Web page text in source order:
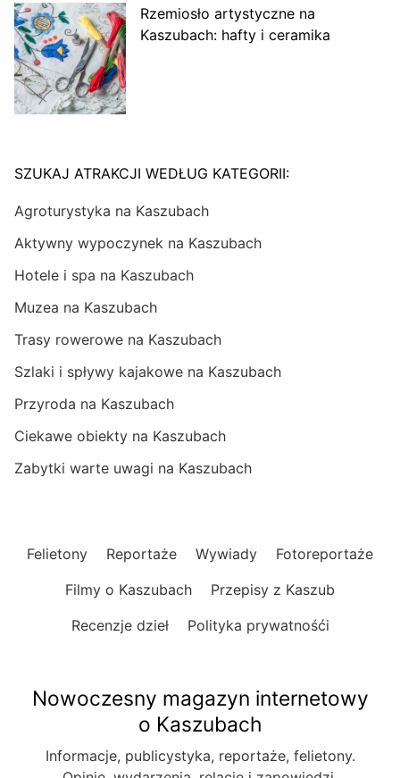
Rzemiosło artystyczne na
Kaszubach: hafty i ceramika
SZUKAJ ATRAKCJI WEDŁUG KATEGORII:
Agroturystyka na Kaszubach
Aktywny wypoczynek na Kaszubach
Hotele i spa na Kaszubach
Muzea na Kaszubach
Trasy rowerowe na Kaszubach
Szlaki i spływy kajakowe na Kaszubach
Przyroda na Kaszubach
Ciekawe obiekty na Kaszubach
Zabytki warte uwagi na Kaszubach
Felietony Reportaże Wywiady
Fotoreportaże
Filmy o Kaszubach
Przepisy z Kaszub
Recenzje dzieł
Polityka prywatnośći
Nowoczesny magazyn internetowy
o Kaszubach
Informacje, publicystyka, reportaże, felietony.